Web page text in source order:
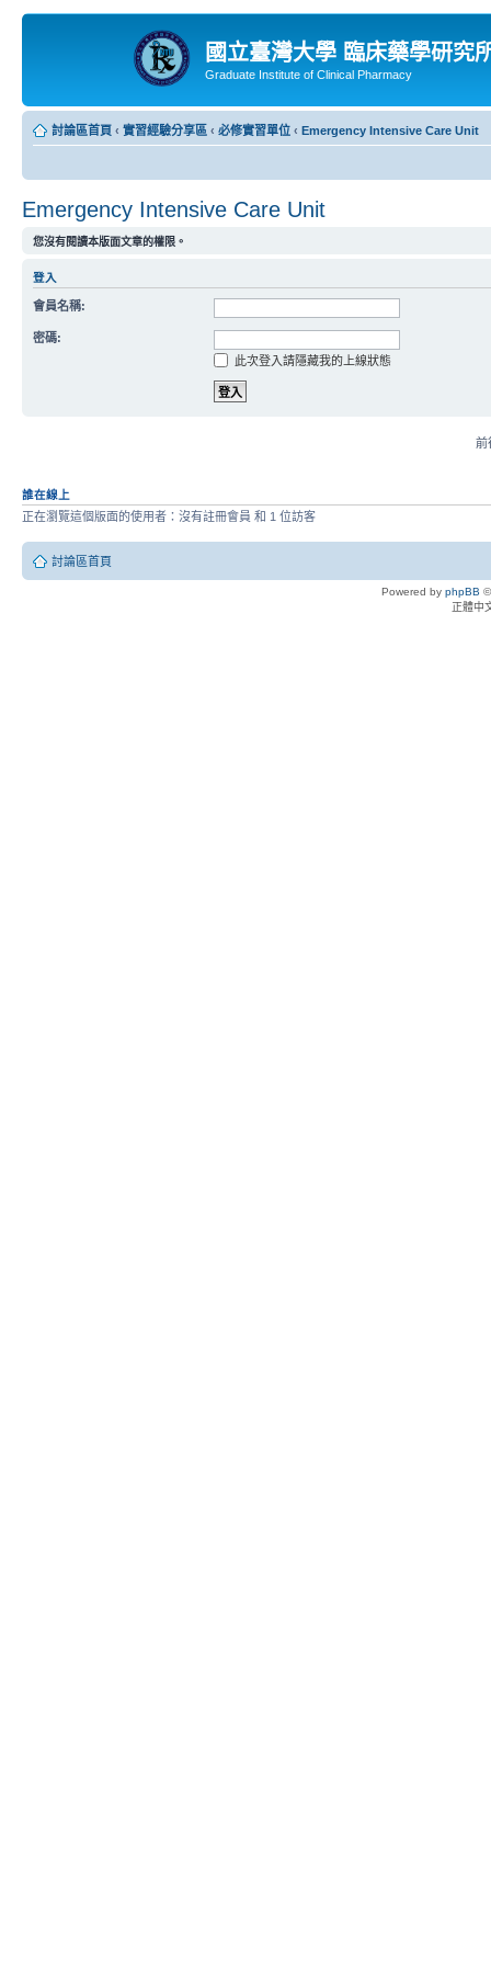
國立臺灣大學 臨床藥學研究
Graduate Institute of Clinical Pharmacy
討論區首頁 ‹ 實習經驗分享區 ‹ 必修實習單位 ‹ Emergency Intensive Care Unit
Emergency Intensive Care Unit
您沒有閱讀本版面文章的權限。
登入
會員名稱:
密碼:
此次登入請隱藏我的上線狀態
前
誰在線上
正在瀏覽這個版面的使用者：沒有註冊會員 和 1 位訪客
討論區首頁
Powered by phpBB
正體中